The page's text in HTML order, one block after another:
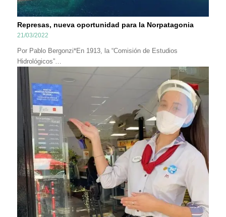
Represas, nueva oportunidad para la Norpatagonia
21/03/2022
Por Pablo Bergonzi*En 1913, la “Comisión de Estudios
Hidrológicos”…